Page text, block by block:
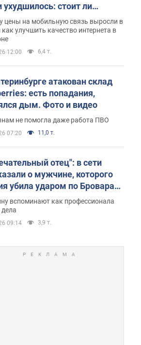
ухудшилось: стоит ли
на цены
цены на мобильную связь выросли в
улучшить качество интернета в
12:00 6,4 т.
атакован склад
есть попадания,
дым. Фото и видео
не помогла даже работа ПВО
07:20 11,0 т.
отец": в сети
о мужчине, которого
убила ударом по Броварам.
вспоминают как профессионала
дела
09:14 3,9 т.